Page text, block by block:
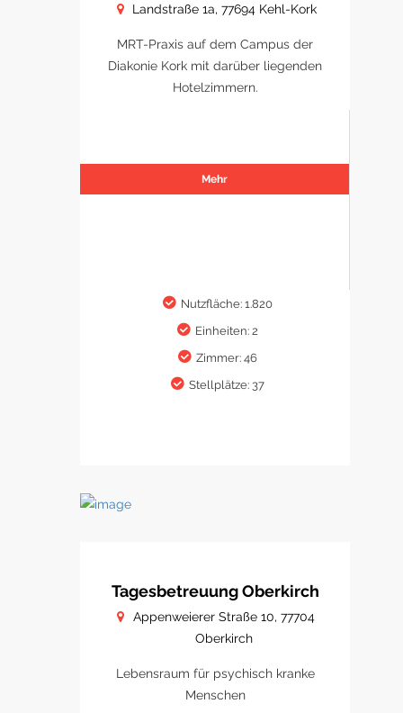
Landstraße 1a, 77694 Kehl-Kork
MRT-Praxis auf dem Campus der
Diakonie Kork mit darüber liegenden
Hotelzimmern.
Mehr
Nutzfläche: 1.820
Einheiten: 2
Zimmer: 46
Stellplätze: 37
Tagesbetreuung Oberkirch
Appenweierer Straße 10, 77704
Oberkirch
Lebensraum für psychisch kranke
Menschen